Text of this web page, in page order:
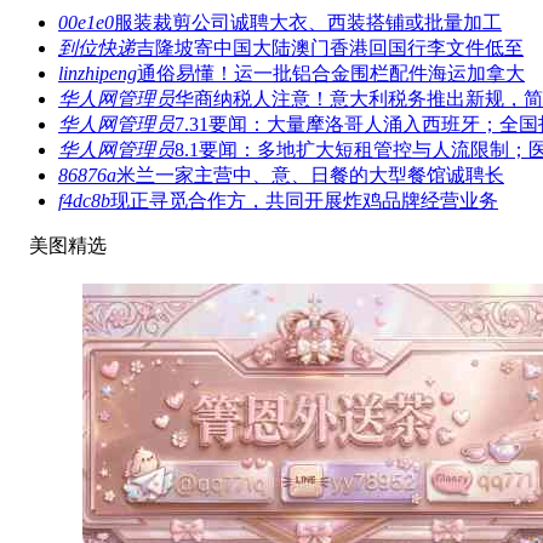
00e1e0服装裁剪公司诚聘大衣、西装搭铺或批量加工
到位快递吉隆坡寄中国大陆澳门香港回国行李文件低至
linzhipeng通俗易懂！运一批铝合金围栏配件海运加拿大
华人网管理员华商纳税人注意！意大利税务推出新规，
华人网管理员7.31要闻：大量摩洛哥人涌入西班牙；全国
华人网管理员8.1要闻：多地扩大短租管控与人流限制；
86876a米兰一家主营中、意、日餐的大型餐馆诚聘长
f4dc8b现正寻觅合作方，共同开展炸鸡品牌经营业务
美图精选